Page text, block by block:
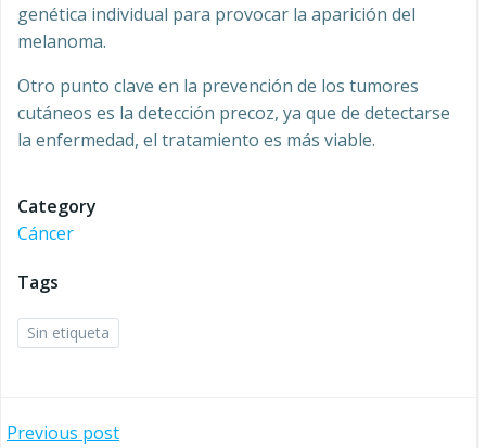
genética individual para provocar la aparición del
melanoma.
Otro punto clave en la prevención de los tumores
cutáneos es la detección precoz, ya que de detectarse
la enfermedad, el tratamiento es más viable.
Category
Cáncer
Tags
Sin etiqueta
Previous post